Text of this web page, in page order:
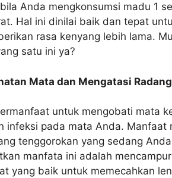
Anda mengkonsumsi madu 1
Hal ini dinilai baik dan tepat
rasa kenyang lebih lama.
satu ini ya?
Mata dan Mengatasi
untuk mengobati mata
infeksi pada mata Anda.
tenggorokan yang sedang
manfata ini adalah
yang baik untuk memecahkan